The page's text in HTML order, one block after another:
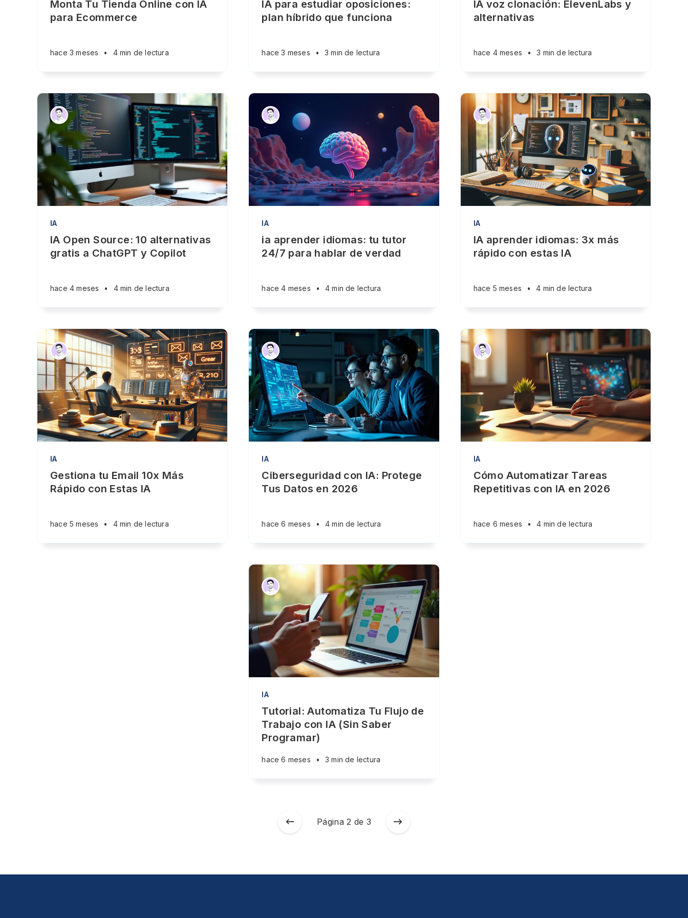
Monta Tu Tienda Online con IA
para Ecommerce
hace 3 meses • 4 min de lectura
IA para estudiar oposiciones:
plan híbrido que funciona
hace 3 meses • 3 min de lectura
IA voz clonación: ElevenLabs y
alternativas
hace 4 meses • 3 min de lectura
IA
IA Open Source: 10 alternativas
gratis a ChatGPT y Copilot
hace 4 meses • 4 min de lectura
IA
ia aprender idiomas: tu tutor
24/7 para hablar de verdad
hace 4 meses • 4 min de lectura
IA
IA aprender idiomas: 3x más
rápido con estas IA
hace 5 meses • 4 min de lectura
IA
Gestiona tu Email 10x Más
Rápido con Estas IA
hace 5 meses • 4 min de lectura
IA
Ciberseguridad con IA: Protege
Tus Datos en 2026
hace 6 meses • 4 min de lectura
IA
Cómo Automatizar Tareas
Repetitivas con IA en 2026
hace 6 meses • 4 min de lectura
IA
Tutorial: Automatiza Tu Flujo de
Trabajo con IA (Sin Saber
Programar)
hace 6 meses • 3 min de lectura
Página 2 de 3